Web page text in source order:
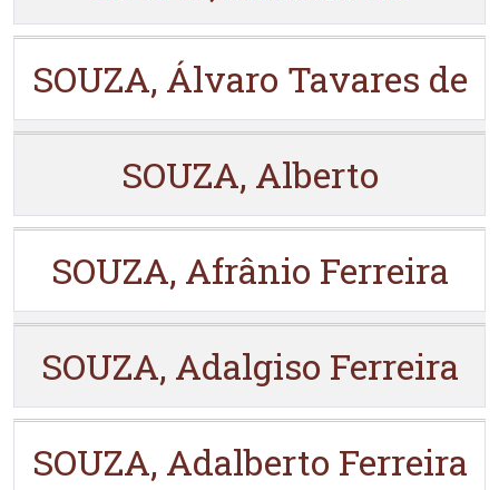
SOUZA, Álvaro Tavares de
SOUZA, Alberto
SOUZA, Afrânio Ferreira
SOUZA, Adalgiso Ferreira
SOUZA, Adalberto Ferreira